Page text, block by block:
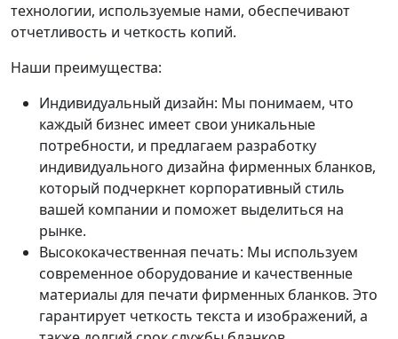
технологии, используемые нами, обеспечивают
отчетливость и четкость копий.
Наши преимущества:
Индивидуальный дизайн: Мы понимаем, что
каждый бизнес имеет свои уникальные
потребности, и предлагаем разработку
индивидуального дизайна фирменных бланков,
который подчеркнет корпоративный стиль
вашей компании и поможет выделиться на
рынке.
Высококачественная печать: Мы используем
современное оборудование и качественные
материалы для печати фирменных бланков. Это
гарантирует четкость текста и изображений, а